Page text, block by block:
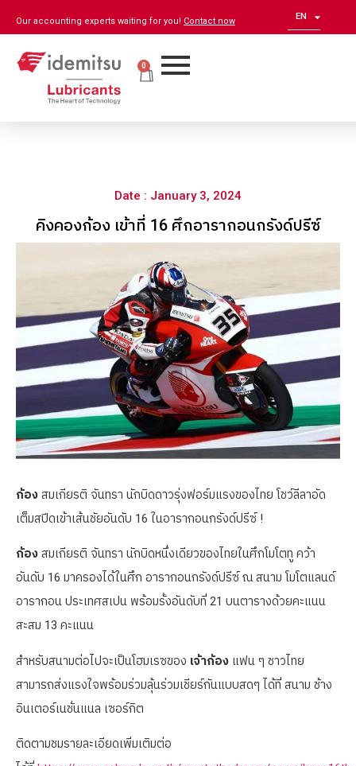
Our accounting experts waiting for you! Contact now EN
ZH
0
Date : January 3, 2024
คิงคองก้อง เข้าที่ 16 ศึกอารากอนกรังด์ปรีซ์
ก้อง สมเกียรติ จันทรา นักบิดดาวรุ่งฟอร์มแรงของไทย โชว์ลีลาอัด
เต็มสปีดเข้าเส้นชัยอันดับ 16 ในอารากอนกรังด์ปรีซ์ !
ก้อง สมเกียรติ จันทรา นักบิดหนึ่งเดียวของไทยในศึกโมโตทู คว้า
อันดับ 16 มาครองได้ในศึก อารากอนกรังด์ปรีซ์ ณ สนาม โมโตแลนด์
อารากอน ประเทศสเปน พร้อมรั้งอันดับที่ 21 บนตารางด้วยคะแนน
สะสม 13 คะแนน
สำหรับสนามต่อไปจะเป็นโฮมเรซของ เจ้าก้อง แฟน ๆ ชาวไทย
สามารถส่งแรงใจพร้อมร่วมลุ้นร่วมเชียร์กันแบบสดๆ ได้ที่ สนาม ช้าง
อินเตอร์เนชั่นแนล เซอร์กิต
ติดตามชมรายละเอียดเพิ่มเติมต่อ